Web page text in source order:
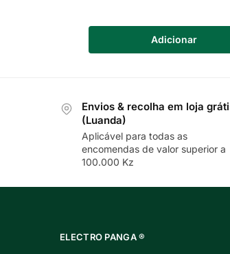
Adicionar
Envios & recolha em loja
(Luanda)
Aplicável para todas as
encomendas de valor superior a
100.000 Kz
ELECTRO PANGA ®